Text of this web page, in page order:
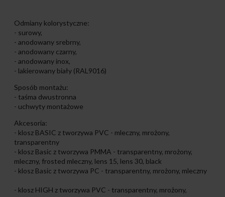
Odmiany kolorystyczne:
- surowy,
- anodowany srebrny,
- anodowany czarny,
- anodowany inox,
- lakierowany biały (RAL9016)
Sposób montażu:
- taśma dwustronna
- uchwyty montażowe
Akcesoria:
- klosz BASIC z tworzywa PVC - mleczny, mrożony,
transparentny
- klosz Basic z tworzywa PMMA - transparentny, mrożony,
mleczny, frosted mleczny, lens 15, lens 30, black
- klosz Basic z tworzywa PC - transparentny, mrożony, mleczny
- klosz HIGH z tworzywa PVC - transparentny, mrożony,